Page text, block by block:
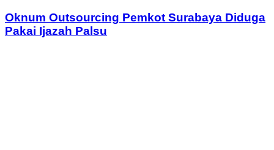
Oknum Outsourcing Pemkot Surabaya Diduga
Pakai Ijazah Palsu